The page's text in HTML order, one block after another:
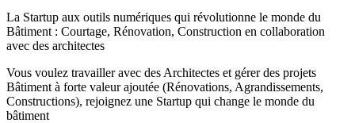
La Startup aux outils numériques qui révolutionne le monde du
Bâtiment : Courtage, Rénovation, Construction en collaboration
avec des architectes
Vous voulez travailler avec des Architectes et gérer des projets
Bâtiment à forte valeur ajoutée (Rénovations, Agrandissements,
Constructions), rejoignez une Startup qui change le monde du
bâtiment